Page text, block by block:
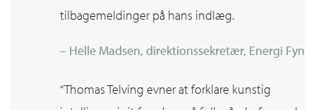
tilbagemeldinger på hans indlæg.
– Helle Madsen, direktionssekretær, Energi Fyn
“Thomas Telving evner at forklare kunstig